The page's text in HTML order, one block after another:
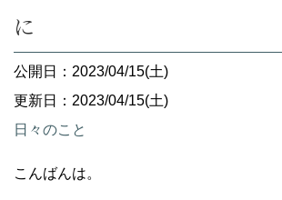
に
公開日：2023/04/15(土)
更新日：2023/04/15(土)
日々のこと
こんばんは。